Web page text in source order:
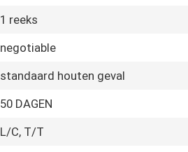
1 reeks
negotiable
standaard houten geval
50 DAGEN
L/C, T/T